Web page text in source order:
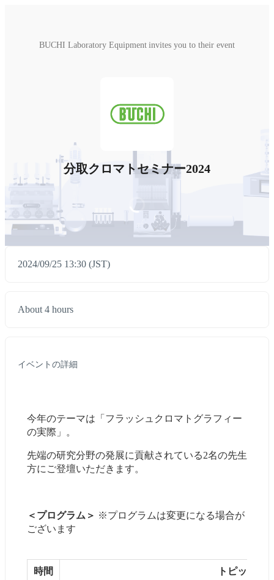
BUCHI Laboratory Equipment invites you to their event
分取クロマトセミナー2024
2024/09/25 13:30 (JST)
About 4 hours
イベントの詳細
今年のテーマは「フラッシュクロマトグラフィー
の実際」。
先端の研究分野の発展に貢献されている2名の先生
方にご登壇いただきます。
＜プログラム＞ ※プログラムは変更になる場合が
ございます
時間 トピック